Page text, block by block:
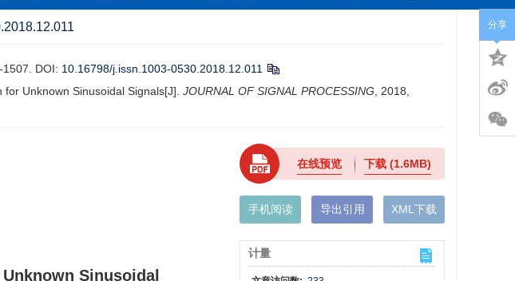
DOI: 10.16798/j.issn.1003-0530.2018.12.011
Unknown Sinusoidal Signals[J]. JOURNAL OF SIGNAL PROCESSING , 2018,
Sinusoidal
在线预览 下载(1.6MB)
手机阅读 导出引用 XML下载
计量
分享